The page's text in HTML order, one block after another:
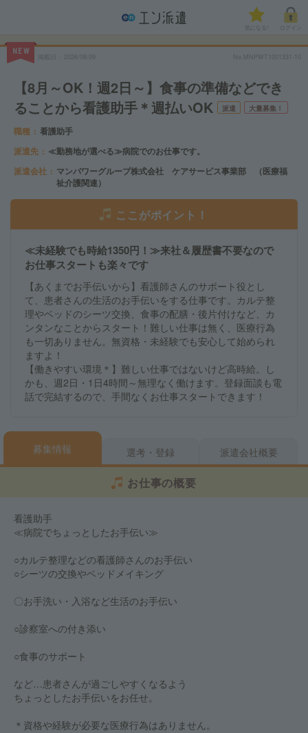
気になる!
NEW
No.MNPWT1001331-10
【8月～OK！週2日～】食事の準備などでき
ることから看護助手＊週払いOK
派遣 大量募集！
職種
看護助手
派遣先
≪勤務地が選べる≫病院でのお仕事です。
派遣会社
マンパワーグループ株式会社 ケアサービス事業部 （医療福
祉介護関連）
ここがポイント！
≪未経験でも時給1350円！≫来社＆履歴書不要なので
お仕事スタートも楽々です
【あくまでお手伝いから】看護師さんのサポート役とし
て、患者さんの生活のお手伝いをする仕事です。カルテ整
理やベッドのシーツ交換、食事の配膳・後片付けなど、カ
ンタンなことからスタート！難しい仕事は無く、医療行為
も一切ありません。無資格・未経験でも安心して始められ
ますよ！
【働きやすい環境＊】難しい仕事ではないけど高時給。し
かも、週2日・1日4時間～無理なく働けます。登録面談も電
話で完結するので、手間なくお仕事スタートできます！
募集情報 選考・登録 派遣会社概要
お仕事の概要
看護助手
≪病院でちょっとしたお手伝い≫
○カルテ整理などの看護師さんのお手伝い
○シーツの交換やベッドメイキング
〇お手洗い・入浴など生活のお手伝い
○診察室への付き添い
○食事のサポート
など…患者さんが過ごしやすくなるよう
ちょっとしたお手伝いをお任せ。
＊資格や経験が必要な医療行為はありません。